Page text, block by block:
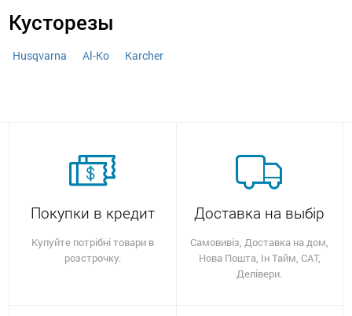
Кусторезы
Husqvarna Al-Ko Karcher
Покупки в кредит
Купуйте потрібні товари в
розстрочку.
Доставка на выбір
Самовивіз, Доставка на дом,
Нова Пошта, Ін Тайм, САТ,
Делівери.